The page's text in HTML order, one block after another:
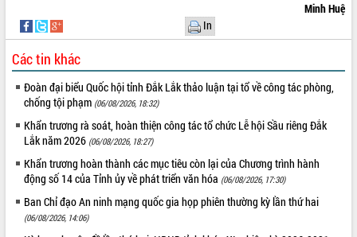
cải cách hành chính tỉnh Đắk Lắk
để phát triển du lịch Đắk Lắk
Khởi động Dự án Đầu tư xây dựng hạ
tầng kỹ thuật Cụm công nghiệp Tân
Gặp mặt các cơ quan báo chí nhân Kỷ
niệm 101 năm Ngày Báo chí Cách
mạng Việt Nam
Đắk Lắk sơ kết 4 năm triển khai thực
hiện Đề án 06 của Chính phủ
Họp báo thông tin về Hội nghị Công bố
Minh Huệ
In
Các tin khác
Đoàn đại biểu Quốc hội tỉnh Đắk Lắk thảo luận tại tổ về công tác phòng,
chống tội phạm (06/08/2026, 18:32)
Khẩn trương rà soát, hoàn thiện công tác tổ chức Lễ hội Sầu riêng Đắk
Lắk năm 2026 (06/08/2026, 18:27)
Khẩn trương hoàn thành các mục tiêu còn lại của Chương trình hành
động số 14 của Tỉnh ủy về phát triển văn hóa (06/08/2026, 17:30)
Ban Chỉ đạo An ninh mạng quốc gia họp phiên thường kỳ lần thứ hai
(06/08/2026, 14:06)